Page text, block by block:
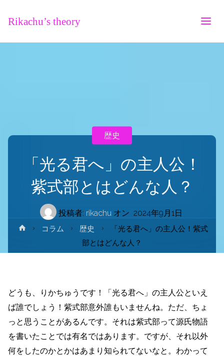
Rikachu’s theory
「光る君へ」の主人公！
紫式部とはどんな人？
投稿者: rikachu オン 2024年9月1日
歴史
ホ
ム
コラム 歴史
「光る君へ」の主人公！紫式
部とはどんな人？
どうも、りかちゅうです！「光る君へ」の主人公といえ
ば誰でしょう！紫式部意外誰もいませんね。ただ、ちょ
っと思うことがあるんです。それは紫式部って源氏物語
を書いたことでは有名ではあります。ですが、それ以外
何をしたのかとかはあまり知られてないなと。わかって